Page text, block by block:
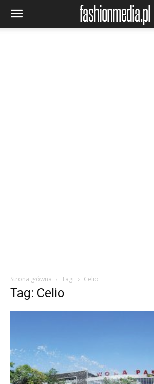
Strona główna Tagi Celio
Tag: Celio